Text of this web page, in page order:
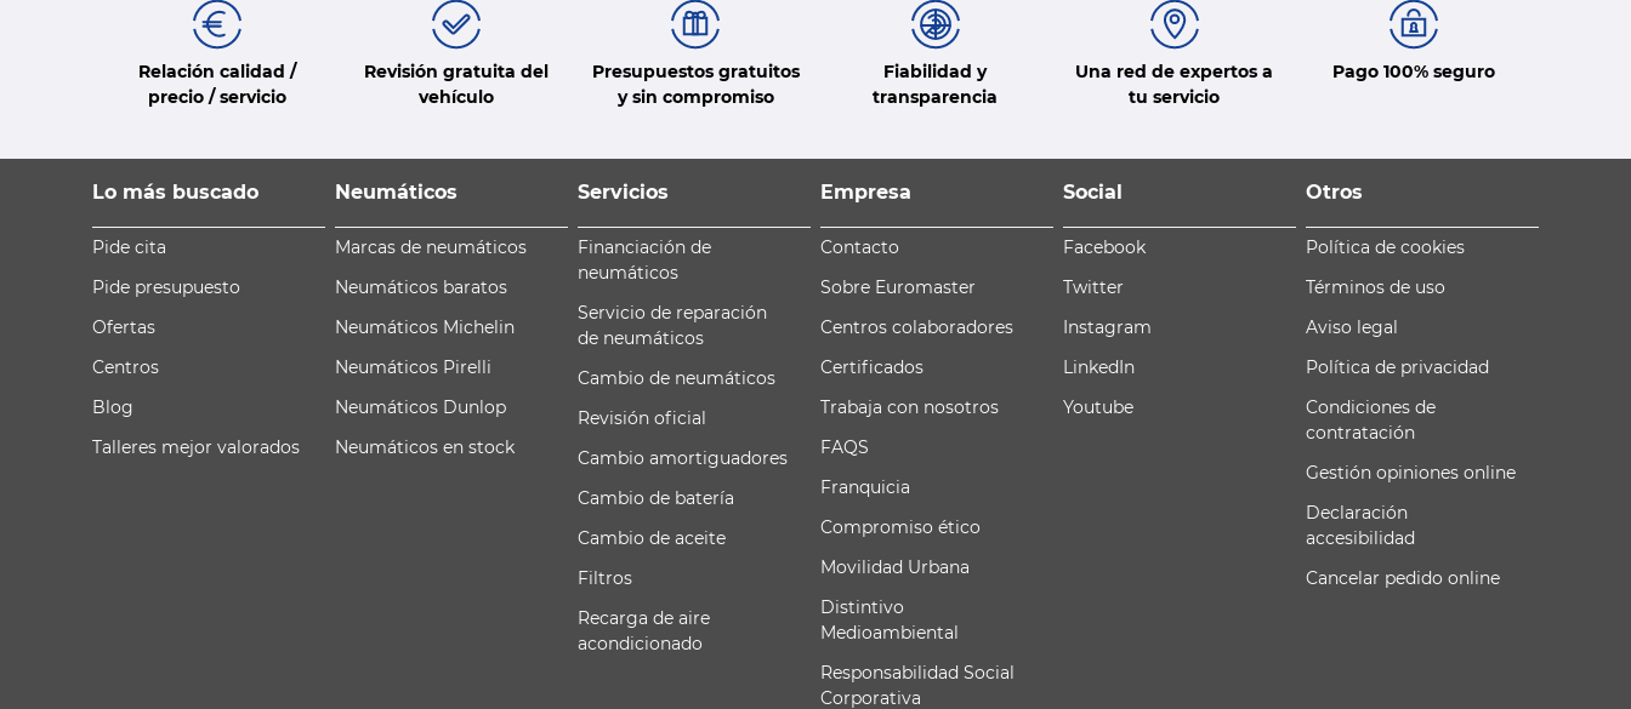
Relación calidad /
precio / servicio
Revisión gratuita del
vehículo
Presupuestos gratuitos
y sin compromiso
Fiabilidad y
transparencia
Una red de expertos a
tu servicio
Pago 100% seguro
Lo más buscado
Pide cita
Pide presupuesto
Ofertas
Centros
Blog
Talleres mejor valorados
Neumáticos
Marcas de neumáticos
Neumáticos baratos
Neumáticos Michelin
Neumáticos Pirelli
Neumáticos Dunlop
Neumáticos en stock
Servicios
Financiación de
neumáticos
Servicio de reparación
de neumáticos
Cambio de neumáticos
Revisión oficial
Cambio amortiguadores
Cambio de batería
Cambio de aceite
Filtros
Recarga de aire
acondicionado
Empresa
Contacto
Sobre Euromaster
Centros colaboradores
Certificados
Trabaja con nosotros
FAQS
Franquicia
Compromiso ético
Movilidad Urbana
Distintivo
Medioambiental
Responsabilidad Social
Corporativa
Social
Facebook
Twitter
Instagram
LinkedIn
Youtube
Otros
Política de cookies
Términos de uso
Aviso legal
Política de privacidad
Condiciones de
contratación
Gestión opiniones online
Declaración
accesibilidad
Cancelar pedido online